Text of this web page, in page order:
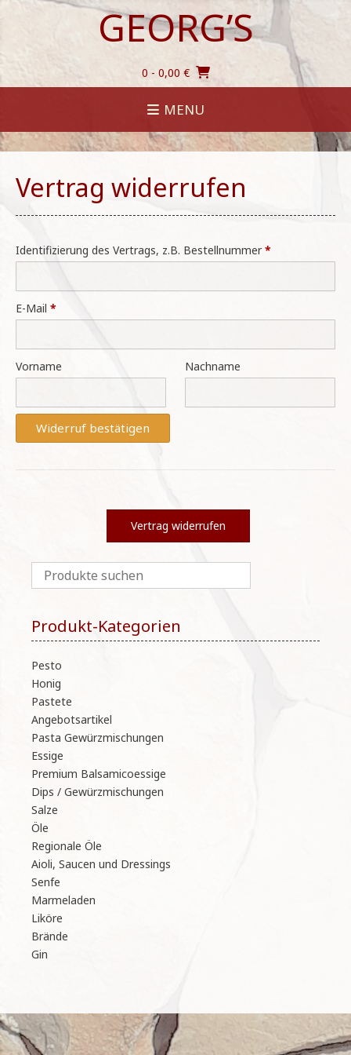
GEORG’S
0 - 0,00 €
MENU
Vertrag widerrufen
Identifizierung des Vertrags, z.B. Bestellnummer*
E-Mail *
E-
(wiederholen)*
Vorname Nachname
Widerruf bestätigen
Vertrag widerrufen
Produkt-Kategorien
Pesto
Honig
Pastete
Angebotsartikel
Pasta Gewürzmischungen
Essige
Premium Balsamicoessige
Dips / Gewürzmischungen
Salze
Öle
Regionale Öle
Aioli, Saucen und Dressings
Senfe
Marmeladen
Liköre
Brände
Gin